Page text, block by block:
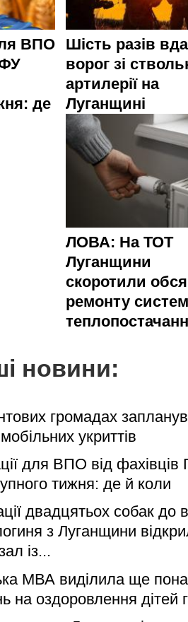
ВПО
де
Шість разів
ворог зі
артилерії на
Луганщині
ЛОВА: На ТОТ
Луганщини
скоротили
ремонту
новини:
громадах
укриттів
для ВПО від
тижня: де й коли
двадцятьох собак до
з Луганщини
із...
МВА виділила ще
на оздоровлення дітей